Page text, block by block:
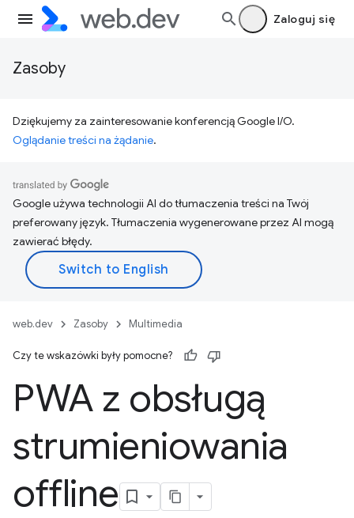
Zaloguj się
Zasoby
Dziękujemy za zainteresowanie konferencją Google I/O.
Oglądanie treści na żądanie.
Google używa technologii AI do tłumaczenia treści na Twój
preferowany język. Tłumaczenia wygenerowane przez AI mogą
zawierać błędy.
web.dev Zasoby Multimedia
Czy te wskazówki były pomocne?
PWA z obsługą
strumieniowania
offline